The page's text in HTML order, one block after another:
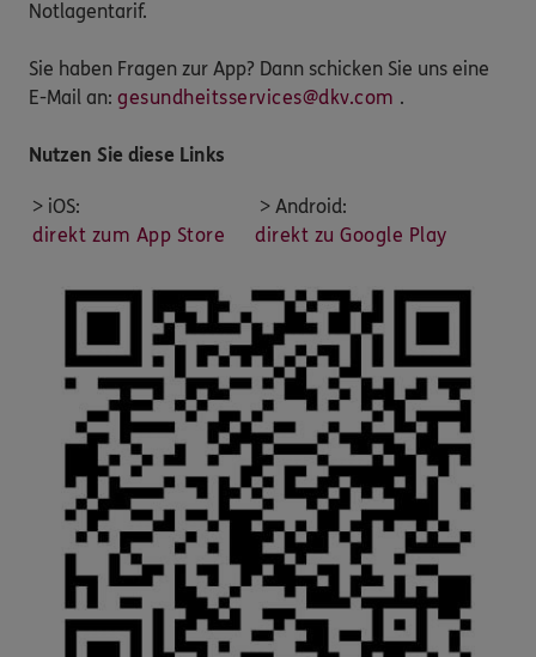
Notlagentarif.
Sie haben Fragen zur App? Dann schicken Sie uns eine
E-Mail an: gesundheitsservices@dkv.com .
Nutzen Sie diese Links
> iOS:
direkt zum App Store
> Android:
direkt zu Google Play